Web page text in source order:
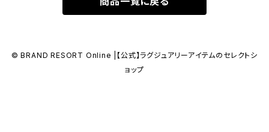
© BRAND RESORT Online |【公式】ラグジュアリーアイテムのセレクトシ
ョップ